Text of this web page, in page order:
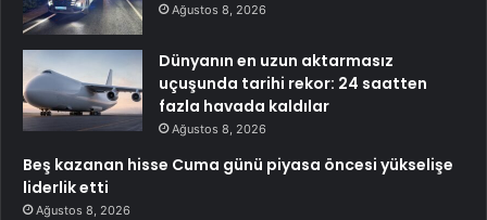
Ağustos 8, 2026
Dünyanın en uzun aktarmasız
uçuşunda tarihi rekor: 24 saatten
fazla havada kaldılar
Ağustos 8, 2026
Beş kazanan hisse Cuma günü piyasa öncesi yükselişe
liderlik etti
Ağustos 8, 2026